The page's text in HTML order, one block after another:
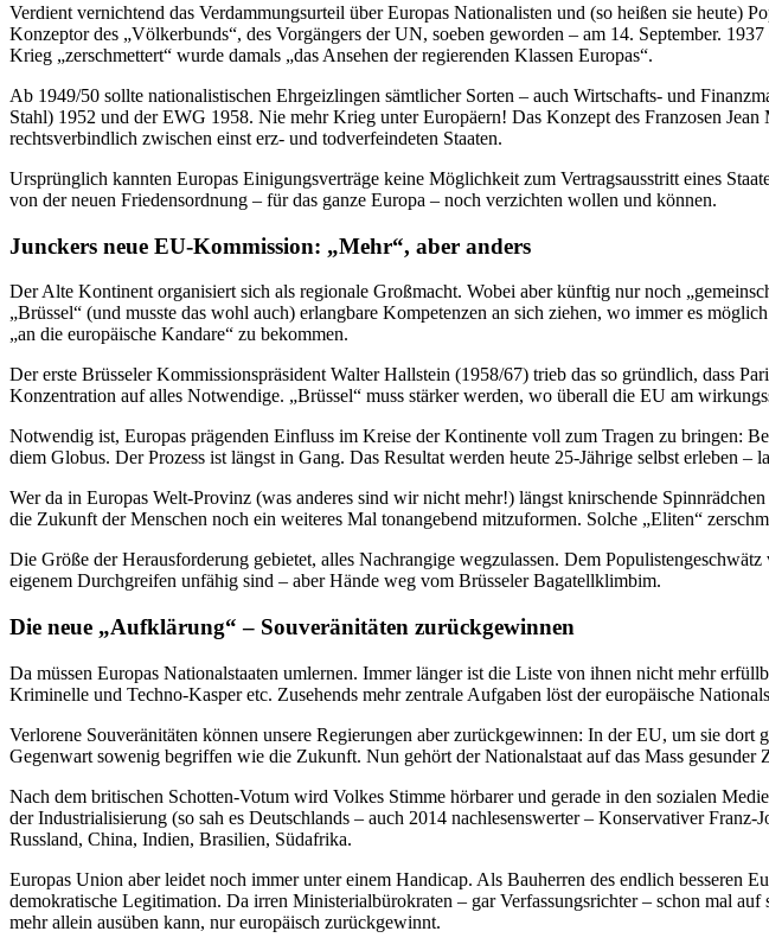
Verdient vernichtend das Verdammungsurteil über Europas Nationalisten und (so heißen sie
Konzeptor des „Völkerbunds“, des Vorgängers der UN, soeben geworden – am 14. September.
Krieg „zerschmettert“ wurde damals „das Ansehen der regierenden Klassen Europas“.
Ab 1949/50 sollte nationalistischen Ehrgeizlingen sämtlicher Sorten – auch Wirtschafts- und
Stahl) 1952 und der EWG 1958. Nie mehr Krieg unter Europäern! Das Konzept des Franzosen
rechtsverbindlich zwischen einst erz- und todverfeindeten Staaten.
Ursprünglich kannten Europas Einigungsverträge keine Möglichkeit zum Vertragsausstritt eines
von der neuen Friedensordnung – für das ganze Europa – noch verzichten wollen und können.
Junckers neue EU-Kommission: „Mehr“, aber anders
Der Alte Kontinent organisiert sich als regionale Großmacht. Wobei aber künftig nur noch
„Brüssel“ (und musste das wohl auch) erlangbare Kompetenzen an sich ziehen, wo immer es
„an die europäische Kandare“ zu bekommen.
Der erste Brüsseler Kommissionspräsident Walter Hallstein (1958/67) trieb das so gründlich, dass
Konzentration auf alles Notwendige. „Brüssel“ muss stärker werden, wo überall die EU am
Notwendig ist, Europas prägenden Einfluss im Kreise der Kontinente voll zum Tragen zu bringen:
diem Globus. Der Prozess ist längst in Gang. Das Resultat werden heute 25-Jährige selbst erleben –
Wer da in Europas Welt-Provinz (was anderes sind wir nicht mehr!) längst knirschende
die Zukunft der Menschen noch ein weiteres Mal tonangebend mitzuformen. Solche „Eliten“
Die Größe der Herausforderung gebietet, alles Nachrangige wegzulassen. Dem
eigenem Durchgreifen unfähig sind – aber Hände weg vom Brüsseler Bagatellklimbim.
Die neue „Aufklärung“ – Souveränitäten zurückgewinnen
Da müssen Europas Nationalstaaten umlernen. Immer länger ist die Liste von ihnen nicht mehr
Kriminelle und Techno-Kasper etc. Zusehends mehr zentrale Aufgaben löst der europäische
Verlorene Souveränitäten können unsere Regierungen aber zurückgewinnen: In der EU, um sie
Gegenwart sowenig begriffen wie die Zukunft. Nun gehört der Nationalstaat auf das Mass gesunder
Nach dem britischen Schotten-Votum wird Volkes Stimme hörbarer und gerade in den sozialen
der Industrialisierung (so sah es Deutschlands – auch 2014 nachlesenswerter – Konservativer
Russland, China, Indien, Brasilien, Südafrika.
Europas Union aber leidet noch immer unter einem Handicap. Als Bauherren des endlich besseren
demokratische Legitimation. Da irren Ministerialbürokraten – gar Verfassungsrichter – schon mal
mehr allein ausüben kann, nur europäisch zurückgewinnt.